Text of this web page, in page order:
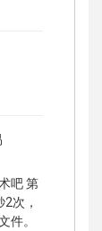
吧 第
次，
件。